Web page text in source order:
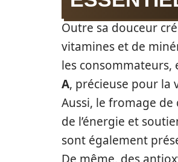
Outre sa douceur
vitamines et de
les consommateurs,
A, précieuse pour la
Aussi, le fromage
de l’énergie et
sont également